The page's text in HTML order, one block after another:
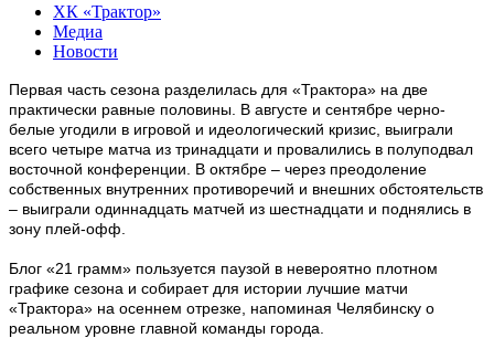
ХК «Трактор»
Медиа
Новости
Первая часть сезона разделилась для «Трактора» на две
практически равные половины. В августе и сентябре черно-
белые угодили в игровой и идеологический кризис, выиграли
всего четыре матча из тринадцати и провалились в полуподвал
восточной конференции. В октябре – через преодоление
собственных внутренних противоречий и внешних обстоятельств
– выиграли одиннадцать матчей из шестнадцати и поднялись в
зону плей-офф.
Блог «21 грамм» пользуется паузой в невероятно плотном
графике сезона и собирает для истории лучшие матчи
«Трактора» на осеннем отрезке, напоминая Челябинску о
реальном уровне главной команды города.